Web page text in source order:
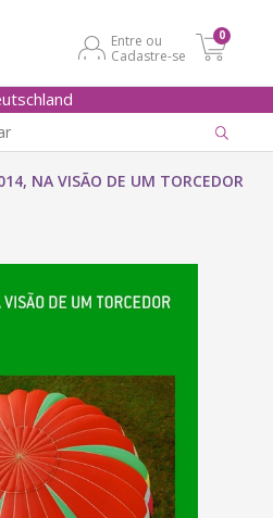
Entre ou
Cadastre-se
0
NA VISÃO DE UM TORCEDOR